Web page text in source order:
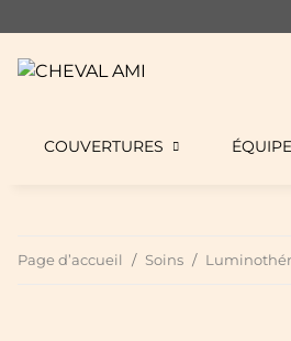
COUVERTURES
Page d’accueil Soins